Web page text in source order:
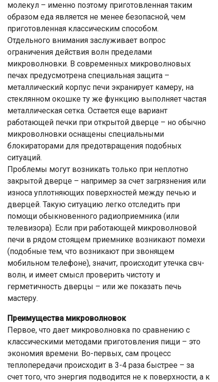
молекул – именно поэтому приготовленная таким
образом еда является не менее безопасной, чем
приготовленная классическим способом.
Отдельного внимания заслуживает вопрос
ограничения действия волн пределами
микроволновки. В современных микроволновых
печах предусмотрена специальная защита –
металлический корпус печи экранирует камеру, на
стеклянном окошке ту же функцию выполняет частая
металлическая сетка. Остается еще вариант
работающей печки при открытой дверце – но обычно
микроволновки оснащены специальными
блокираторами для предотвращения подобных
ситуаций.
Проблемы могут возникать только при неплотно
закрытой дверце – например за счет загрязнения или
износа уплотняющих поверхностей между печью и
дверцей. Такую ситуацию легко отследить при
помощи обыкновенного радиоприемника (или
телевизора). Если при работающей микроволновой
печи в рядом стоящем приемнике возникают помехи
(подобные тем, что возникают при звонящем
мобильном телефоне), значит, происходит утечка свч-
волн, и имеет смысл проверить чистоту и
герметичность дверцы – или же показать печь
мастеру.
Преимущества микроволновок
Первое, что дает микроволновка по сравнению с
классическими методами приготовления пищи – это
экономия времени. Во-первых, сам процесс
теплопередачи происходит в 3-4 раза быстрее – за
счет того, что энергия подводится не к поверхности, а к